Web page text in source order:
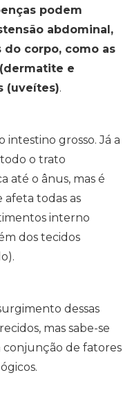
podem
abdominal,
corpo, como as
e
(uveítes).
grosso. Já a
o trato
até o ânus, mas é
afeta todas as
interno
dos tecidos
dessas
mas sabe-se
conjunção de fatores